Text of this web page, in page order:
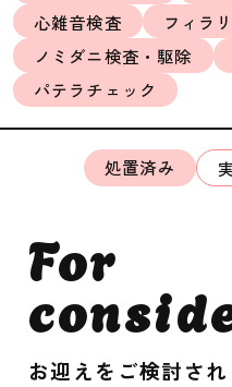
心雑音検査
フィラ
ノミダニ検査・駆除
パテラチェック
処置済み
For
お迎えをご検討さ